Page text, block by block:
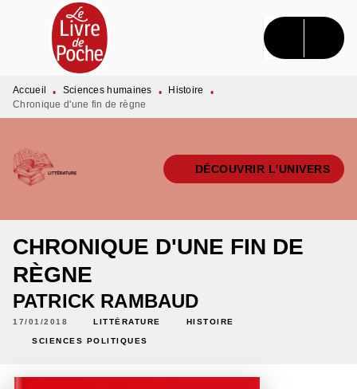
MENU RECHERCHE CONTENU
PIED DE PAGE
Accueil • Sciences humaines • Histoire
•
Chronique d'une fin de règne
DÉCOUVRIR L'UNIVERS
CHRONIQUE D'UNE FIN DE
RÈGNE
PATRICK RAMBAUD
17/01/2018 LITTÉRATURE HISTOIRE
SCIENCES POLITIQUES